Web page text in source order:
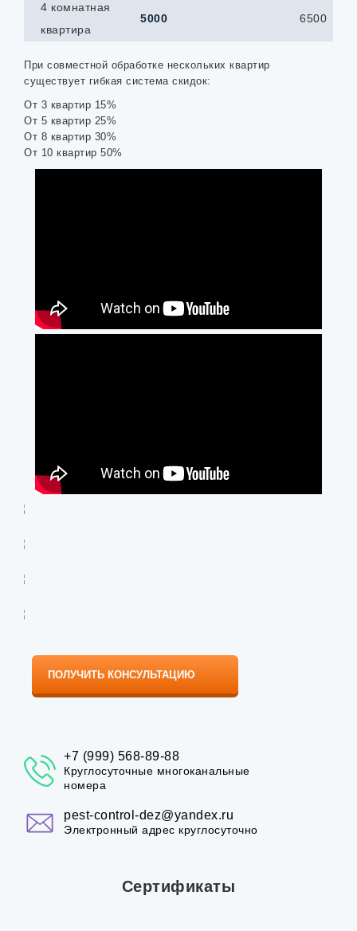
4 комнатная
квартира
5000 6500
При совместной обработке нескольких квартир
существует гибкая система скидок:
От 3 квартир 15%
От 5 квартир 25%
От 8 квартир 30%
От 10 квартир 50%
ПОЛУЧИТЬ КОНСУЛЬТАЦИЮ
+7 (999) 568-89-88
Круглосуточные многоканальные
номера
pest-control-dez@yandex.ru
Электронный адрес круглосуточно
Сертификаты